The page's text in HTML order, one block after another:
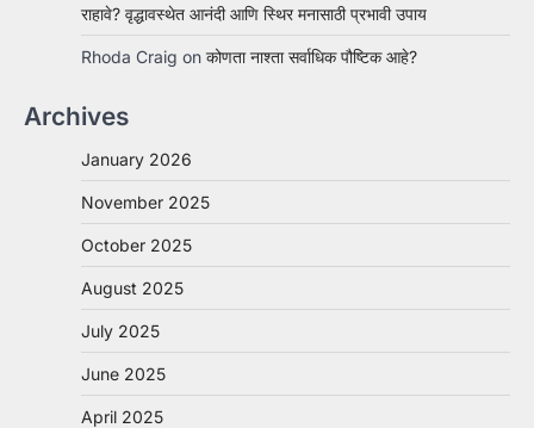
राहावे? वृद्धावस्थेत आनंदी आणि स्थिर मनासाठी प्रभावी उपाय
Rhoda Craig on कोणता नाश्ता सर्वाधिक पौष्टिक आहे?
Archives
January 2026
November 2025
October 2025
August 2025
July 2025
June 2025
April 2025